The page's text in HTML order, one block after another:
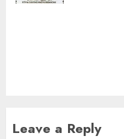
Leave a Reply